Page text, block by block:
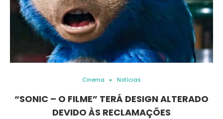
Cinema Notícias
“SONIC – O FILME” TERÁ DESIGN ALTERADO
DEVIDO ÀS RECLAMAÇÕES